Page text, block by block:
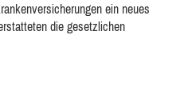
ein neues
die gesetzlichen